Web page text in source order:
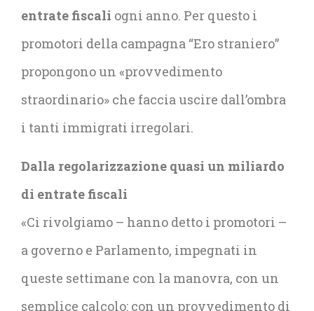
entrate fiscali ogni anno. Per questo i
promotori della campagna “Ero straniero”
propongono un «provvedimento
straordinario» che faccia uscire dall’ombra
i tanti immigrati irregolari.
Dalla regolarizzazione quasi un miliardo
di entrate fiscali
«Ci rivolgiamo – hanno detto i promotori –
a governo e Parlamento, impegnati in
queste settimane con la manovra, con un
semplice calcolo: con un provvedimento di